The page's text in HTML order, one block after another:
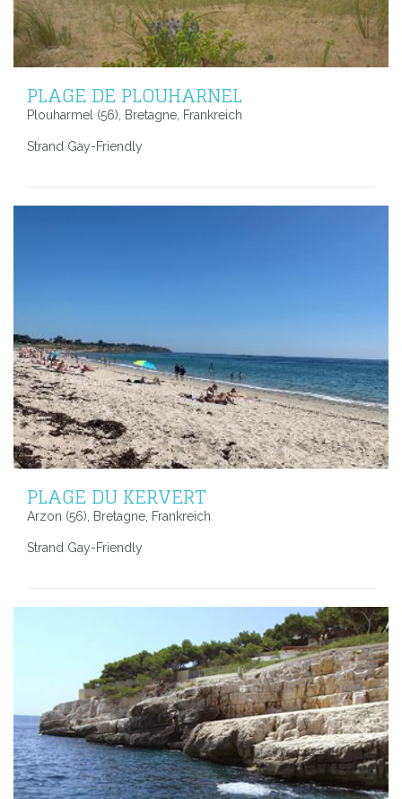
PLAGE DE PLOUHARNEL
Plouharmel (56), Bretagne, Frankreich
Strand Gay-Friendly
PLAGE DU KERVERT
Arzon (56), Bretagne, Frankreich
Strand Gay-Friendly